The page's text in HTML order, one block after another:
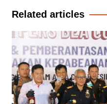
Related articles